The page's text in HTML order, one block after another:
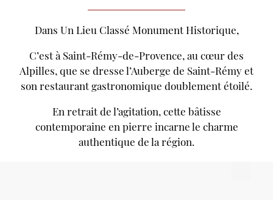
Dans Un Lieu Classé Monument Historique,
C’està Saint-Rémy-de-Provence,au cœurdes
Alpilles,que se dressel’Auberge de Saint-Rémyet
son restaurantgastronomique doublement étoilé.
En retraitdel’agitation,cette bâtisse
contemporaine en pierre incarnele charme
authentique dela région.